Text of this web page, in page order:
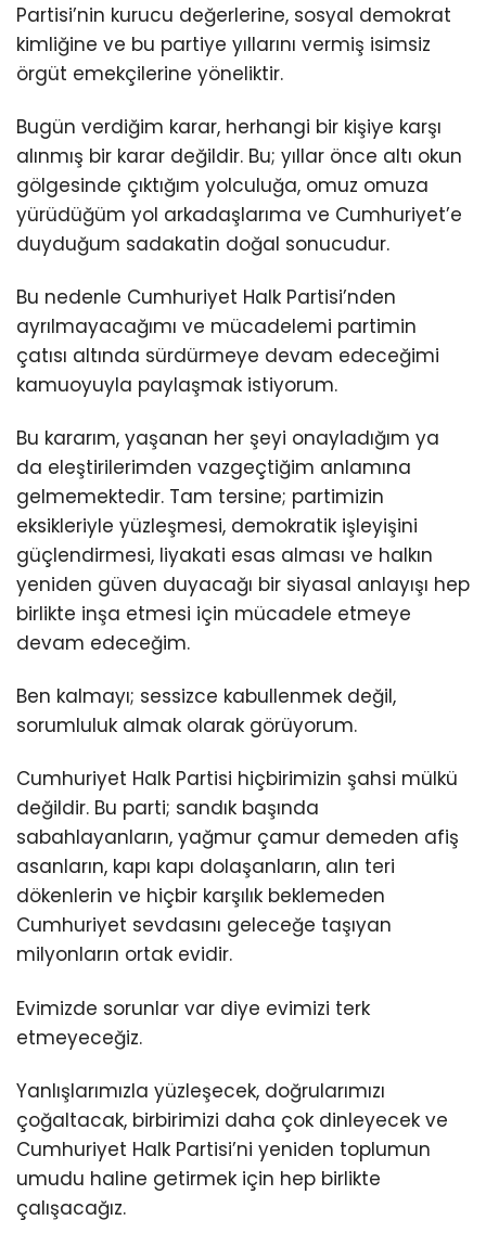
Partisi’nin kurucu değerlerine, sosyal demokrat
kimliğine ve bu partiye yıllarını vermiş isimsiz
örgüt emekçilerine yöneliktir.
Bugün verdiğim karar, herhangi bir kişiye karşı
alınmış bir karar değildir. Bu; yıllar önce altı okun
gölgesinde çıktığım yolculuğa, omuz omuza
yürüdüğüm yol arkadaşlarıma ve Cumhuriyet’e
duyduğum sadakatin doğal sonucudur.
Bu nedenle Cumhuriyet Halk Partisi’nden
ayrılmayacağımı ve mücadelemi partimin
çatısı altında sürdürmeye devam edeceğimi
kamuoyuyla paylaşmak istiyorum.
Bu kararım, yaşanan her şeyi onayladığım ya
da eleştirilerimden vazgeçtiğim anlamına
gelmemektedir. Tam tersine; partimizin
eksikleriyle yüzleşmesi, demokratik işleyişini
güçlendirmesi, liyakati esas alması ve halkın
yeniden güven duyacağı bir siyasal anlayışı hep
birlikte inşa etmesi için mücadele etmeye
devam edeceğim.
Ben kalmayı; sessizce kabullenmek değil,
sorumluluk almak olarak görüyorum.
Cumhuriyet Halk Partisi hiçbirimizin şahsi mülkü
değildir. Bu parti; sandık başında
sabahlayanların, yağmur çamur demeden afiş
asanların, kapı kapı dolaşanların, alın teri
dökenlerin ve hiçbir karşılık beklemeden
Cumhuriyet sevdasını geleceğe taşıyan
milyonların ortak evidir.
Evimizde sorunlar var diye evimizi terk
etmeyeceğiz.
Yanlışlarımızla yüzleşecek, doğrularımızı
çoğaltacak, birbirimizi daha çok dinleyecek ve
Cumhuriyet Halk Partisi’ni yeniden toplumun
umudu haline getirmek için hep birlikte
çalışacağız.